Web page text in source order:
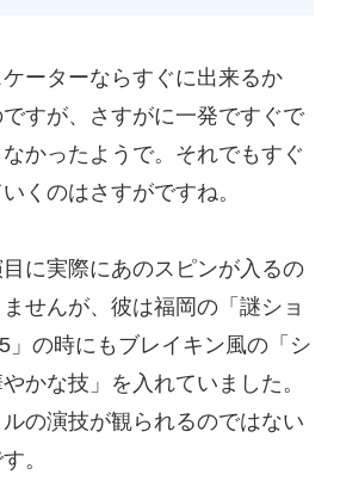
ケーターならすぐに出来るか
すが、さすがに一発ですぐで
かったようで。それでもすぐ
くのはさすがですね。
に実際にあのスピンが入るの
せんが、彼は福岡の「謎ショ
」の時にもブレイキン風の「シ
かな技」を入れていました。
の演技が観られるのではない
。